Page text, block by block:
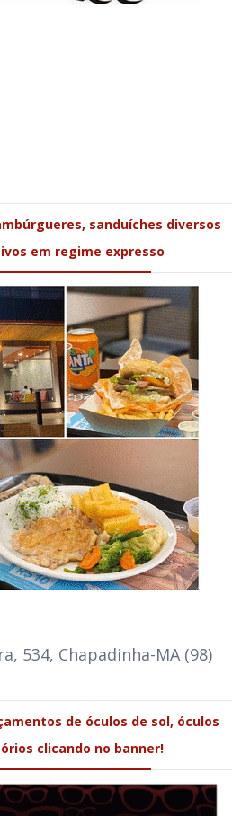
sanduíches diversos
em regime expresso
534, Chapadinha-MA (98)
de óculos de sol, óculos
clicando no banner!